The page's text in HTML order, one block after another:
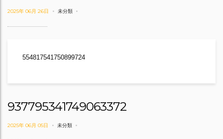
2025年 06月 26日 未分類
554817541750899724
937795341749063372
2025年 06月 05日 未分類